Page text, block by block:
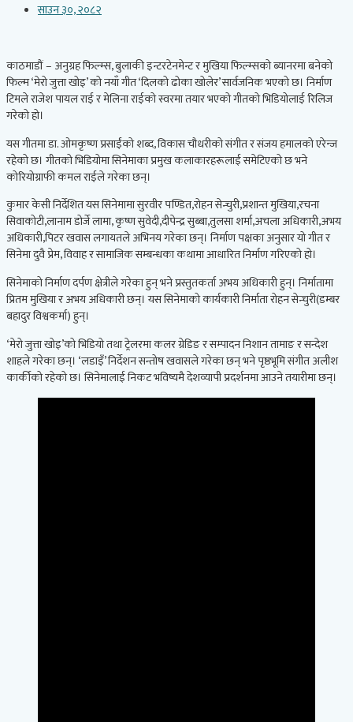
साउन ३०, २०८२
काठमाडौं – अनुग्रह फिल्म्स, बुलाकी इन्टरटेनमेन्ट र मुखिया फिल्म्सको ब्यानरमा बनेको
फिल्म ‘मेरो जुत्ता खोइ’ को नयाँ गीत ‘दिलको ढोका खोलेर’ सार्वजनिक भएको छ। निर्माण
टिमले राजेश पायल राई र मेलिना राईको स्वरमा तयार भएको गीतको भिडियोलाई रिलिज
गरेको हो।
यस गीतमा डा. ओमकृष्ण प्रसाईंको शब्द, विकास चौधरीको संगीत र संजय हमालको एरेन्ज
रहेको छ। गीतको भिडियोमा सिनेमाका प्रमुख कलाकारहरूलाई समेटिएको छ भने
कोरियोग्राफी कमल राईले गरेका छन्।
कुमार केसी निर्देशित यस सिनेमामा सुरवीर पण्डित,रोहन सेन्चुरी,प्रशान्त मुखिया,रचना
सिवाकोटी,लानाम डोर्जे लामा, कृष्ण सुवेदी,दीपेन्द्र सुब्बा,तुलसा शर्मा,अचला अधिकारी,अभय
अधिकारी,पिटर खवास लगायतले अभिनय गरेका छन्। निर्माण पक्षका अनुसार यो गीत र
सिनेमा दुवै प्रेम, विवाह र सामाजिक सम्बन्धका कथामा आधारित निर्माण गरिएको हो।
सिनेमाको निर्माण दर्पण क्षेत्रीले गरेका हुन् भने प्रस्तुतकर्ता अभय अधिकारी हुन्। निर्मातामा
प्रितम मुखिया र अभय अधिकारी छन्। यस सिनेमाको कार्यकारी निर्माता रोहन सेन्चुरी(डम्बर
बहादुर विश्वकर्मा) हुन्।
‘मेरो जुत्ता खोइ’को भिडियो तथा ट्रेलरमा कलर ग्रेडिङ र सम्पादन निशान तामाङ र सन्देश
शाहले गरेका छन्। ‘लडाइँ’ निर्देशन सन्तोष खवासले गरेका छन् भने पृष्ठभूमि संगीत अलीश
कार्कीको रहेको छ। सिनेमालाई निकट भविष्यमै देशव्यापी प्रदर्शनमा आउने तयारीमा छन्।